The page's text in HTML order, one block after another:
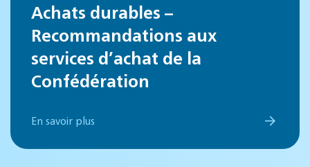
Achats durables –
Recommandations aux
services d’achat de la
Confédération
En savoir plus